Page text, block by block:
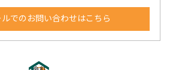
でのお問い合わせはこちら